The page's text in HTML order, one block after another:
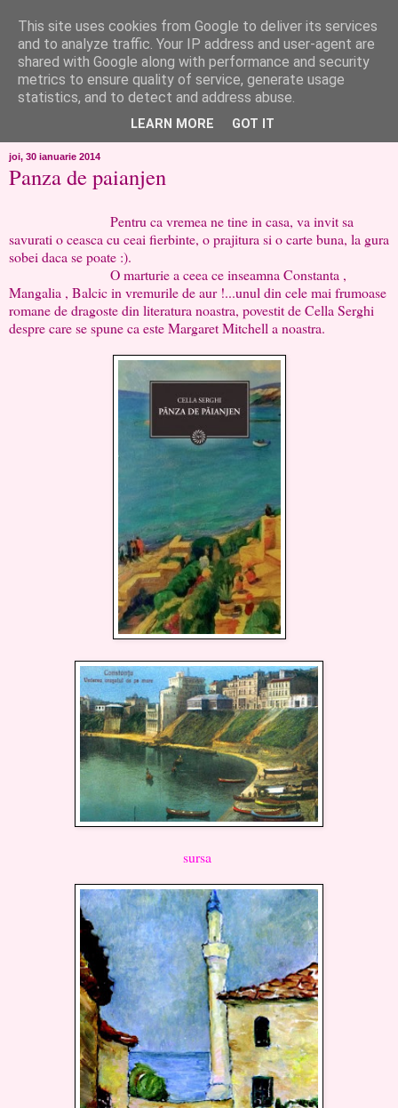
like ?...or not!
..de toate!!!!!..alandala...cum imi trec prin minte..si cum am
chef..incercate pe pielea mea..
joi, 30 ianuarie 2014
Panza de paianjen
Pentru ca vremea ne tine in casa, va invit sa
savurati o ceasca cu ceai fierbinte, o prajitura si o carte buna, la gura
sobei daca se poate :).
O marturie a ceea ce inseamna Constanta ,
Mangalia , Balcic in vremurile de aur !...unul din cele mai frumoase
romane de dragoste din literatura noastra, povestit de Cella Serghi
despre care se spune ca este Margaret Mitchell a noastra.
sursa
This site uses cookies from Google to deliver its services
and to analyze traffic. Your IP address and user-agent are
shared with Google along with performance and security
metrics to ensure quality of service, generate usage
statistics, and to detect and address abuse.
LEARN MORE GOT IT